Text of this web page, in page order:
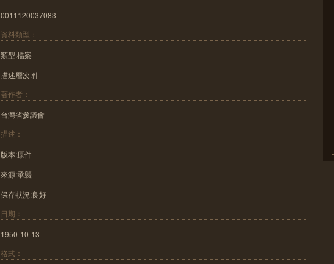
0011120037083
資料類型：
類型:檔案
描述層次:件
著作者：
台灣省參議會
描述：
版本:原件
來源:承襲
保存狀況:良好
日期：
1950-10-13
格式：